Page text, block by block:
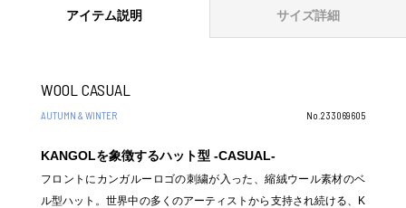
アイテム説明 サイズ詳細
WOOL CASUAL
AUTUMN & WINTER No.233069605
KANGOLを象徴するハット型 -CASUAL-
フロントにカンガルーロゴの刺繍が入った、縮絨ウール素材のベ
ル型ハット。世界中の多くのアーティストから支持され続ける、K